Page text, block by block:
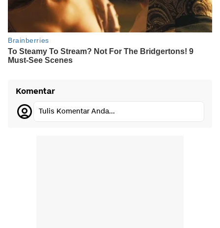
Komentar
Tulis Komentar Anda...